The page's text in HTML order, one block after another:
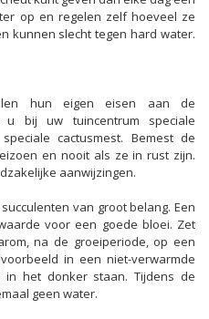
op en regelen zelf hoeveel ze
kunnen slecht tegen hard water.
hun eigen eisen aan de
u bij uw tuincentrum speciale
cactusmest. Bemest de
en nooit als ze in rust zijn.
aanwijzingen.
van groot belang. Een
voor een goede bloei. Zet
na de groeiperiode, op een
in een niet-verwarmde
het donker staan. Tijdens de
geen water.